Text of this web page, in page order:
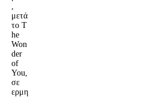
μετά
το T
he
Won
der
of
You,
σε
ερμη